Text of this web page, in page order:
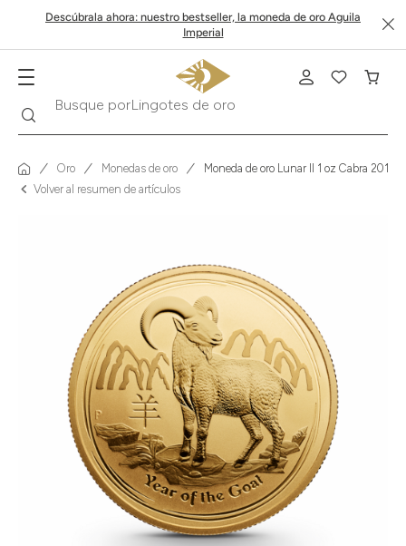
Descúbrala ahora: nuestro bestseller, la moneda de oro Aguila
Imperial
Busque por
Oro Monedas de oro
Moneda de oro Lunar II 1 oz Cabra 2015
Volver al resumen de artículos